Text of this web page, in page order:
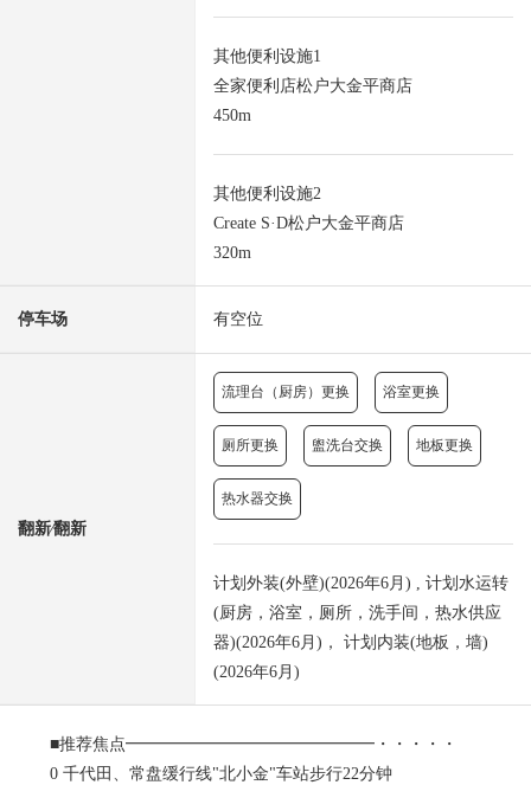
其他便利设施1
全家便利店松户大金平商店
450m
其他便利设施2
Create S·D松户大金平商店
320m
停车场 有空位
翻新⁄翻新
流理台（厨房）更换 浴室更换
厕所更换 盥洗台交换 地板更换
热水器交换
计划外装(外壁)(2026年6月) , 计划水运转
(厨房，浴室，厕所，洗手间，热水供应
器)(2026年6月)， 计划内装(地板，墙)
(2026年6月)
■推荐焦点━━━━━━━━━━━━━━━・・・・・
0 千代田、常盘缓行线"北小金"车站步行22分钟